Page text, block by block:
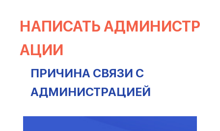
НАПИСАТЬ АДМИНИСТР
АЦИИ
ПРИЧИНА СВЯЗИ С
АДМИНИСТРАЦИЕЙ